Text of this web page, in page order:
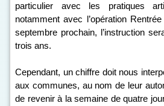
particulier avec les pratiques
notamment avec l’opération
septembre prochain, l’instruction
trois ans.
Cependant, un chiffre doit nous
aux communes, au nom de leur
de revenir à la semaine de quatre